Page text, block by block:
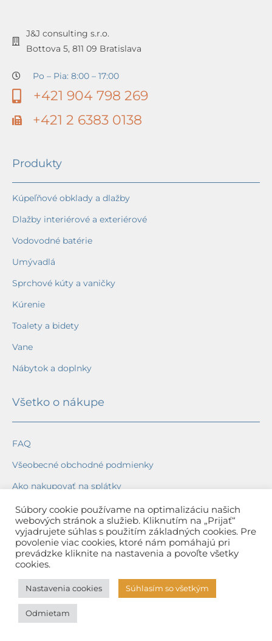
J&J consulting s.r.o.
Bottova 5, 811 09 Bratislava
Po – Pia: 8:00 – 17:00
+421 904 798 269
+421 2 6383 0138
Produkty
Kúpeľňové obklady a dlažby
Dlažby interiérové a exteriérové
Vodovodné batérie
Umývadlá
Sprchové kúty a vaničky
Kúrenie
Toalety a bidety
Vane
Nábytok a doplnky
Všetko o nákupe
FAQ
Všeobecné obchodné podmienky
Ako nakupovať na splátky
Ochrana osobných údajov
Reklamačný poriadok
Spôsob a cena dopravy
Spôsob platby
Záruka na tovar
Súbory cookie používame na optimalizáciu našich
webových stránok a služieb. Kliknutím na „Prijať“
vyjadrujete súhlas s použitím základných cookies. Pre
povolenie viac cookies, ktoré nám pomáhajú pri
prevádzke kliknite na nastavenia a povoľte všetky
cookies.
Nastavenia cookies Súhlasím so všetkým
Odmietam